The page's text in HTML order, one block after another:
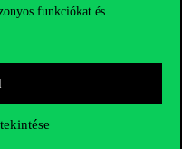
funkciókat és